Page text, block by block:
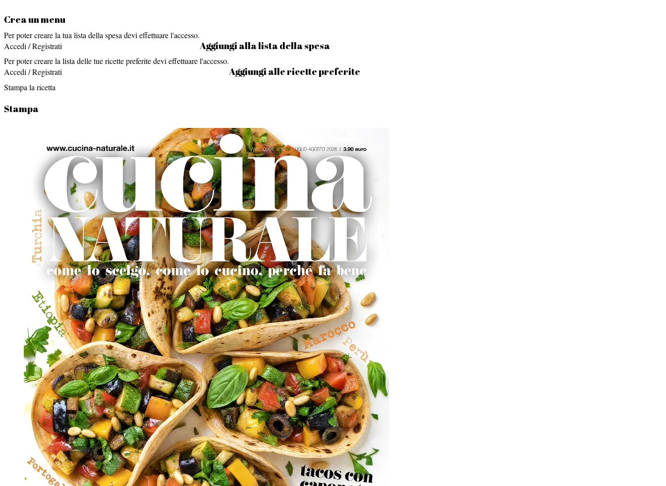
Crea un menu
Per poter creare la tua lista della spesa devi effettuare l'accesso.
Accedi / Registrati
Aggiungi alla lista della spesa
Per poter creare la lista delle tue ricette preferite devi effettuare l'accesso.
Accedi / Registrati
Aggiungi alle ricette preferite
Stampa la ricetta
Stampa